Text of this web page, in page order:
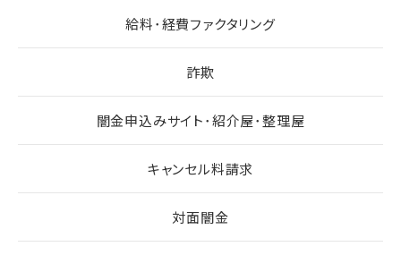
給料･経費ファクタリング
詐欺
闇金申込みサイト･紹介屋･整理屋
キャンセル料請求
対面闇金